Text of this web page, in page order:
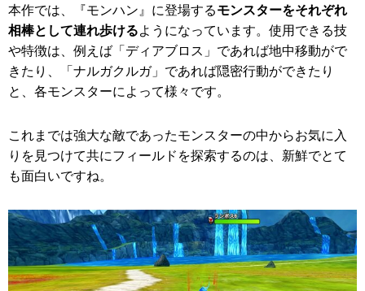
本作では、『モンハン』に登場するモンスターをそれぞれ
相棒として連れ歩けるようになっています。使用できる技
や特徴は、例えば「ディアブロス」であれば地中移動がで
きたり、「ナルガクルガ」であれば隠密行動ができたり
と、各モンスターによって様々です。
これまでは強大な敵であったモンスターの中からお気に入
りを見つけて共にフィールドを探索するのは、新鮮でとて
も面白いですね。